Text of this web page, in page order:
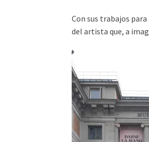
Con sus trabajos
del artista que, a